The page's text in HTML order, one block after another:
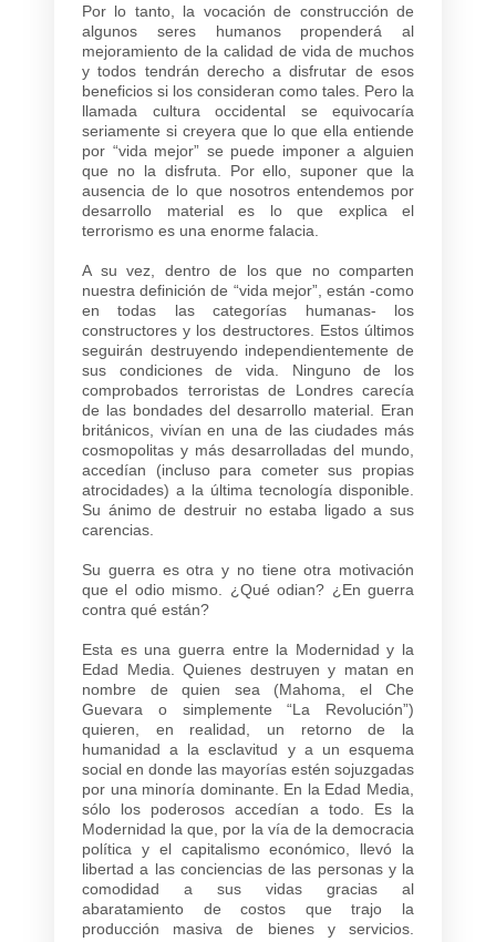
Por lo tanto, la vocación de construcción de
algunos seres humanos propenderá al
mejoramiento de la calidad de vida de muchos
y todos tendrán derecho a disfrutar de esos
beneficios si los consideran como tales. Pero la
llamada cultura occidental se equivocaría
seriamente si creyera que lo que ella entiende
por “vida mejor” se puede imponer a alguien
que no la disfruta. Por ello, suponer que la
ausencia de lo que nosotros entendemos por
desarrollo material es lo que explica el
terrorismo es una enorme falacia.
A su vez, dentro de los que no comparten
nuestra definición de “vida mejor”, están -como
en todas las categorías humanas- los
constructores y los destructores. Estos últimos
seguirán destruyendo independientemente de
sus condiciones de vida. Ninguno de los
comprobados terroristas de Londres carecía
de las bondades del desarrollo material. Eran
británicos, vivían en una de las ciudades más
cosmopolitas y más desarrolladas del mundo,
accedían (incluso para cometer sus propias
atrocidades) a la última tecnología disponible.
Su ánimo de destruir no estaba ligado a sus
carencias.
Su guerra es otra y no tiene otra motivación
que el odio mismo. ¿Qué odian? ¿En guerra
contra qué están?
Esta es una guerra entre la Modernidad y la
Edad Media. Quienes destruyen y matan en
nombre de quien sea (Mahoma, el Che
Guevara o simplemente “La Revolución”)
quieren, en realidad, un retorno de la
humanidad a la esclavitud y a un esquema
social en donde las mayorías estén sojuzgadas
por una minoría dominante. En la Edad Media,
sólo los poderosos accedían a todo. Es la
Modernidad la que, por la vía de la democracia
política y el capitalismo económico, llevó la
libertad a las conciencias de las personas y la
comodidad a sus vidas gracias al
abaratamiento de costos que trajo la
producción masiva de bienes y servicios.